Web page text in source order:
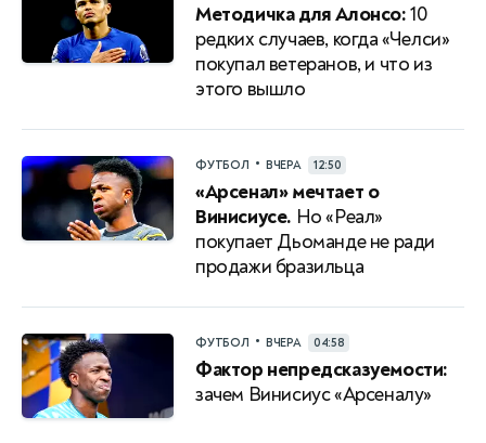
Методичка для Алонсо:10
редких случаев, когда «Челси»
покупал ветеранов, и что из
этого вышло
ФУТБОЛ • ВЧЕРА 12:50
«Арсенал» мечтает о
Винисиусе. Но «Реал»
покупает Дьоманде не ради
продажи бразильца
ФУТБОЛ • ВЧЕРА 04:58
Фактор непредсказуемости:
зачем Винисиус «Арсеналу»